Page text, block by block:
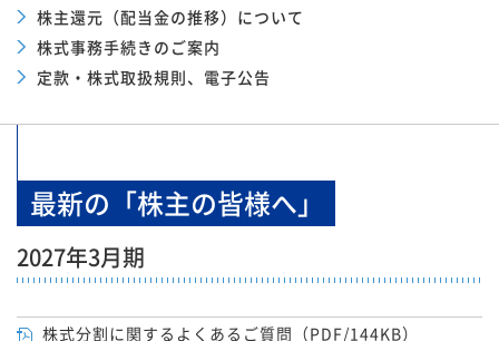
株主還元（配当金の推移）について
株式事務手続きのご案内
定款・株式取扱規則、電子公告
最新の「株主の皆様へ」
2027年3月期
株式分割に関するよくあるご質問（PDF/144KB）